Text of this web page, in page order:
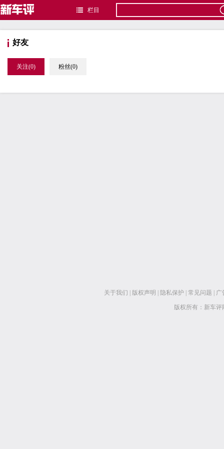
栏目
好友
关注(0) 粉丝(0)
关于我们 版权声明 隐私保护 常见问题 广
版权所有：新车评